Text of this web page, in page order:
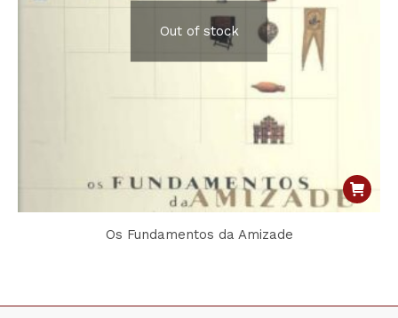
Out of stock
Os Fundamentos da Amizade